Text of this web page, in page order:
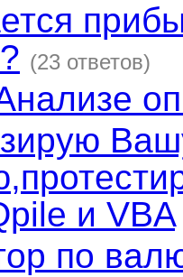
(23 ответов)
и VBA
по